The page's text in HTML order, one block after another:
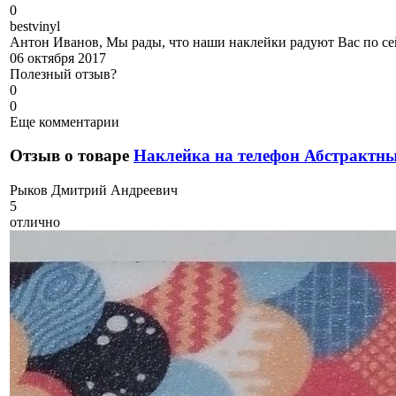
0
bestvinyl
Антон Иванов, Мы рады, что наши наклейки радуют Вас по
06 октября 2017
Полезный отзыв?
0
0
Еще комментарии
Отзыв о товаре Наклейка на телефон
Рыков Дмитрий Андреевич
5
отлично